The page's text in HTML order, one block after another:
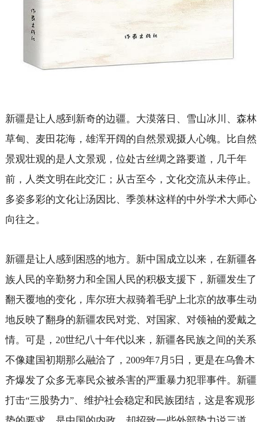
新疆是让人感到新奇的边疆。大漠落日、雪山冰川、森林
草甸、麦田花海，雄浑开阔的自然景观摄人心魄。比自然
景观壮观的是人文景观，位处古丝绸之路要道，几千年
前，人类文明在此交汇；从古至今，文化交流从未停止。
多姿多彩的文化让汤因比、季羡林这样的中外学术大师心
向往之。
新疆是让人感到困惑的地方。新中国成立以来，在新疆各
族人民的辛勤努力和全国人民的积极支援下，新疆发生了
翻天覆地的变化，库尔班大叔骑着毛驴上北京的故事生动
地反映了翻身的新疆农民对党、对国家、对领袖的爱戴之
情。可是， 20世纪八十年代以来，新疆各民族之间的关系
不像建国初期那么融洽了， 2009年7月 5日，更是在乌鲁木
齐爆发了众多无辜民众被杀害的严重暴力犯罪事件。新疆
打击“三股势力”、维护社会稳定和民族团结，这是客观形